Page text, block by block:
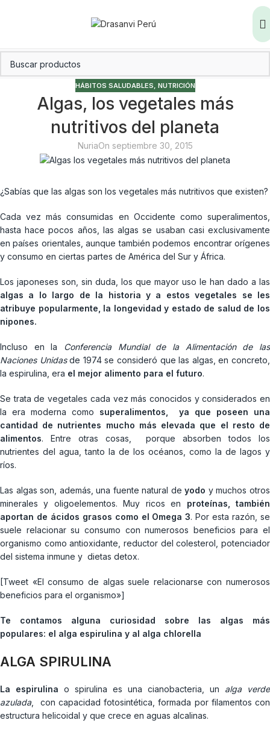
HÁBITOS SALUDABLES, NUTRICIÓN
Algas, los vegetales más
nutritivos del planeta
NuriaOn septiembre 30, 2015
¿Sabías que las algas son los vegetales más nutritivos que existen?
Cada vez más consumidas en Occidente como superalimentos,
hasta hace pocos años, las algas se usaban casi exclusivamente
en países orientales, aunque también podemos encontrar orígenes
y consumo en ciertas partes de América del Sur y África.
Los japoneses son, sin duda, los que mayor uso le han dado a las
algas a lo largo de la historia y a estos vegetales se les
atribuye popularmente, la longevidad y estado de salud de los
nipones.
Incluso en la
Conferencia Mundial de la Alimentación de las
Naciones Unidasde 1974 se consideró que las algas, en concreto,
la espirulina, era el mejor alimento para el futuro.
Se trata de vegetales cada vez más conocidos y considerados en
la era moderna como superalimentos, ya que poseen una
cantidad de nutrientes mucho más elevada que el resto de
alimentos. Entre otras cosas, porque absorben todos los
nutrientes del agua, tanto la de los océanos, como la de lagos y
ríos.
Las algas son, además, una fuente natural deyodo y muchos otros
minerales y oligoelementos. Muy ricos en proteínas, también
aportan de ácidos grasos como el Omega 3. Por esta razón, se
suele relacionar su consumo con numerosos beneficios para el
organismo como antioxidante, reductor del colesterol, potenciador
del sistema inmune y dietas detox.
[Tweet «El consumo de algas suele relacionarse con numerosos
beneficios para el organismo»]
Te contamos alguna curiosidad sobre las algas más
populares: el alga espirulina y al alga chlorella
ALGA SPIRULINA
La espirulina o spirulina es una cianobacteria, un alga verde
azulada, con capacidad fotosintética, formada por filamentos con
estructura helicoidal y que crece en aguas alcalinas.